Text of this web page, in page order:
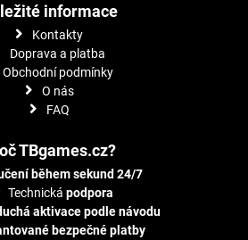
informace
Kontakty
Doprava a platba
Obchodní podmínky
O nás
FAQ
TBgames.cz?
během sekund 24/7
Technická podpora
aktivace podle návodu
bezpečné platby